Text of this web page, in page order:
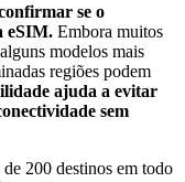
se o
eSIM. Embora muitos
modelos mais
regiões podem
ajuda a evitar
sem
200 destinos em todo